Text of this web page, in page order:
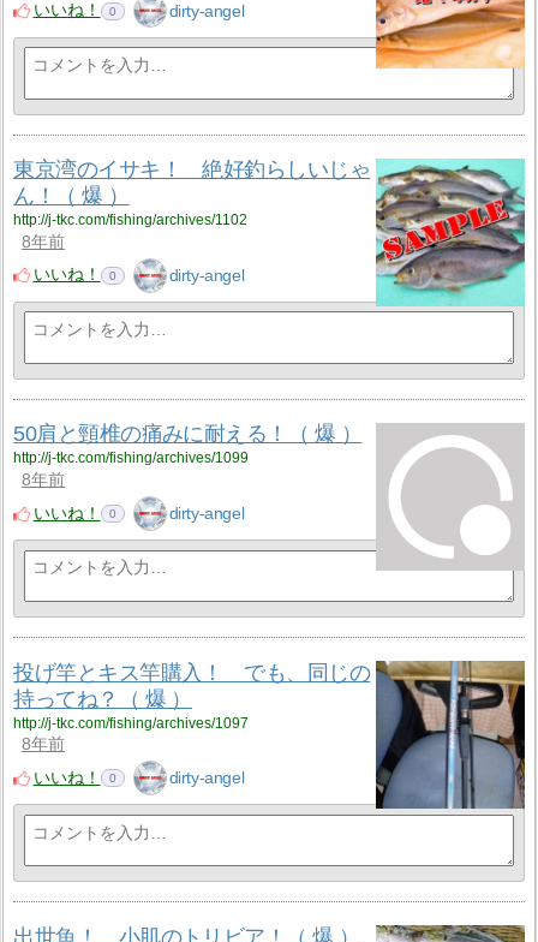
いいね！
0 dirty-angel
東京湾のイサキ！ 絶好釣らしいじゃ
ん！（ 爆 ）
http://j-tkc.com/fishing/archives/1102
8年前
いいね！
0 dirty-angel
50肩と頸椎の痛みに耐える！（ 爆 ）
http://j-tkc.com/fishing/archives/1099
8年前
いいね！
0 dirty-angel
投げ竿とキス竿購入！ でも、同じの
持ってね？（ 爆 ）
http://j-tkc.com/fishing/archives/1097
8年前
いいね！
0 dirty-angel
出世魚！ 小肌のトリビア！（ 爆 ）